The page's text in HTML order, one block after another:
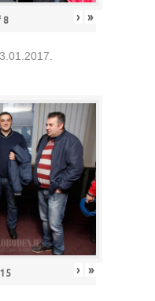
8 › »
15 › »